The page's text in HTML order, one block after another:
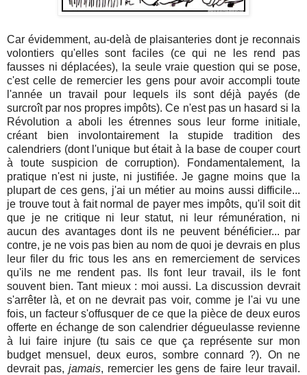
Car évidemment, au-delà de plaisanteries dont je reconnais
volontiers qu'elles sont faciles (ce qui ne les rend pas
fausses ni déplacées), la seule vraie question qui se pose,
c'est celle de remercier les gens pour avoir accompli toute
l'année un travail pour lequels ils sont déjà payés (de
surcroît par nos propres impôts). Ce n'est pas un hasard si la
Révolution a aboli les étrennes sous leur forme initiale,
créant bien involontairement la stupide tradition des
calendriers (dont l'unique but était à la base de couper court
à toute suspicion de corruption). Fondamentalement, la
pratique n'est ni juste, ni justifiée. Je gagne moins que la
plupart de ces gens, j'ai un métier au moins aussi difficile...
je trouve tout à fait normal de payer mes impôts, qu'il soit dit
que je ne critique ni leur statut, ni leur rémunération, ni
aucun des avantages dont ils ne peuvent bénéficier... par
contre, je ne vois pas bien au nom de quoi je devrais en plus
leur filer du fric tous les ans en remerciement de services
qu'ils ne me rendent pas. Ils font leur travail, ils le font
souvent bien. Tant mieux : moi aussi. La discussion devrait
s'arrêter là, et on ne devrait pas voir, comme je l'ai vu une
fois, un facteur s'offusquer de ce que la pièce de deux euros
offerte en échange de son calendrier dégueulasse revienne
à lui faire injure (tu sais ce que ça représente sur mon
budget mensuel, deux euros, sombre connard ?). On ne
devrait pas, jamais, remercier les gens de faire leur travail.